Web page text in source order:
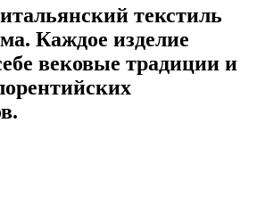
текстиль
Каждое изделие
вековые традиции и